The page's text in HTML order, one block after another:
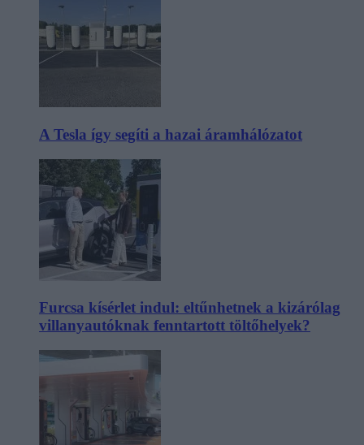
A Tesla így segíti a hazai áramhálózatot
Furcsa kísérlet indul: eltűnhetnek a kizárólag
villanyautóknak fenntartott töltőhelyek?